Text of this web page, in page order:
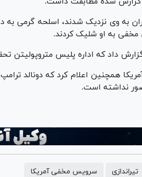
به وی نزدیک شدند، اسلحه گرمی
به او شلیک کردند.
داد که اداره پلیس متروپولیتن
همچنین اعلام کرد که دونالد
نداشته است.
تیراندازی سرویس مخفی آمریکا